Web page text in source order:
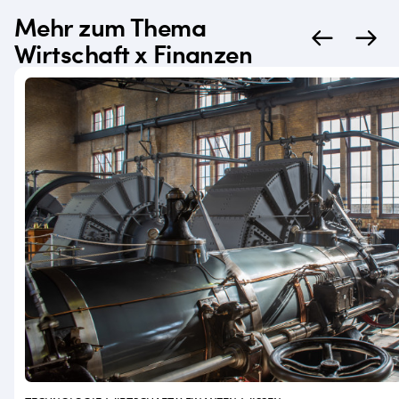
Mehr zum Thema
Wirtschaft x Finanzen